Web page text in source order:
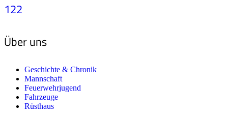
122
Über uns
Geschichte & Chronik
Mannschaft
Feuerwehrjugend
Fahrzeuge
Rüsthaus